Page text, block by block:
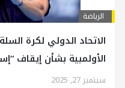
الرياضة
الاتحاد الدولي لكرة
الأولمبية بشأن إيقاف
سبتمبر 27, 2025